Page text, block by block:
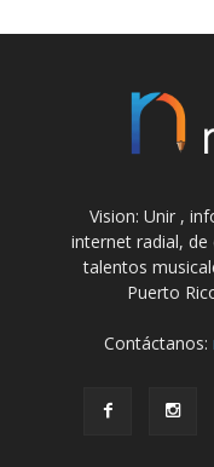
Vision: Unir ,
internet radial, de
talentos
Puerto
Contáctanos: